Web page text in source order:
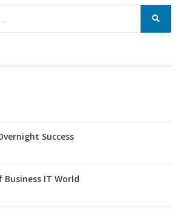
Success
IT World